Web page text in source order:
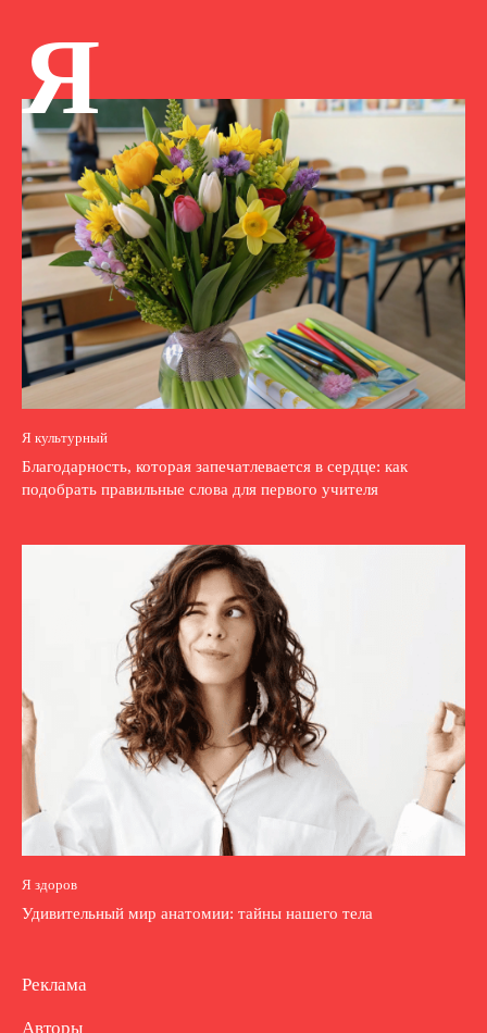
Я
Я культурный
Благодарность, которая запечатлевается в сердце: как
подобрать правильные слова для первого учителя
Я здоров
Удивительный мир анатомии: тайны нашего тела
Реклама
Авторы